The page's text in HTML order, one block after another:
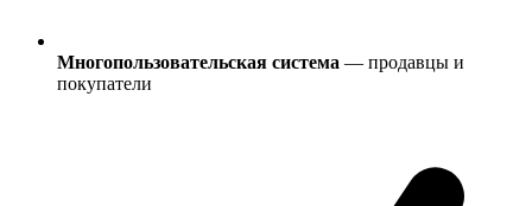
Многопользовательская система — продавцы и
покупатели